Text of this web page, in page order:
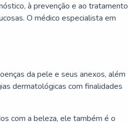
à prevenção e ao tratamento
O médico especialista em
da pele e seus anexos, além
dermatológicas com finalidades
com a beleza, ele também é o